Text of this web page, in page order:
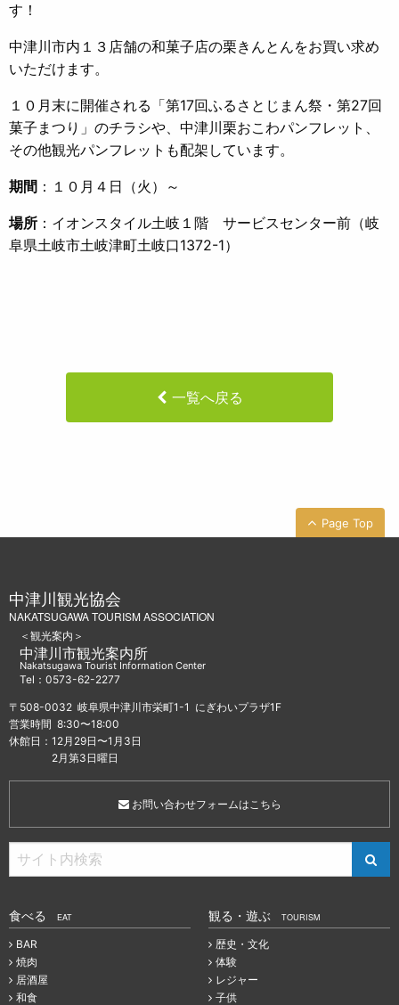
す！
中津川市内１３店舗の和菓子店の栗きんとんをお買い求め
いただけます。
１０月末に開催される「第17回ふるさとじまん祭・第27回
菓子まつり」のチラシや、中津川栗おこわパンフレット、
その他観光パンフレットも配架しています。
期間 ：１０月４日（火）～
場所 ：イオンスタイル土岐１階 サービスセンター前（岐
阜県土岐市土岐津町土岐口1372-1）
一覧へ戻る
Page Top
中津川観光協会
NAKATSUGAWA TOURISM ASSOCIATION
＜観光案内＞
中津川市観光案内所
Nakatsugawa Tourist Information Center
Tel：0573-62-2277
〒508-0032 岐阜県中津川市栄町1-1 にぎわいプラザ1F
営業時間 8:30〜18:00
休館日：12月29日〜1月3日
2月第3日曜日
お問い合わせフォームはこちら
食べる EAT
BAR
焼肉
居酒屋
和食
観る・遊ぶ TOURISM
歴史・文化
体験
レジャー
子供